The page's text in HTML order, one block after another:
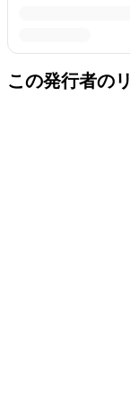
この発行者の